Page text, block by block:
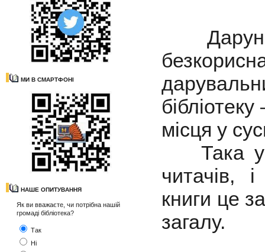
МИ В СМАРТФОНІ
НАШЕ ОПИТУВАННЯ
Як ви вважаєте, чи потрібна нашій
громаді бібліотека?
Так
Ні
Дарунки
місця у
Така
читачів,
книги це
загалу.